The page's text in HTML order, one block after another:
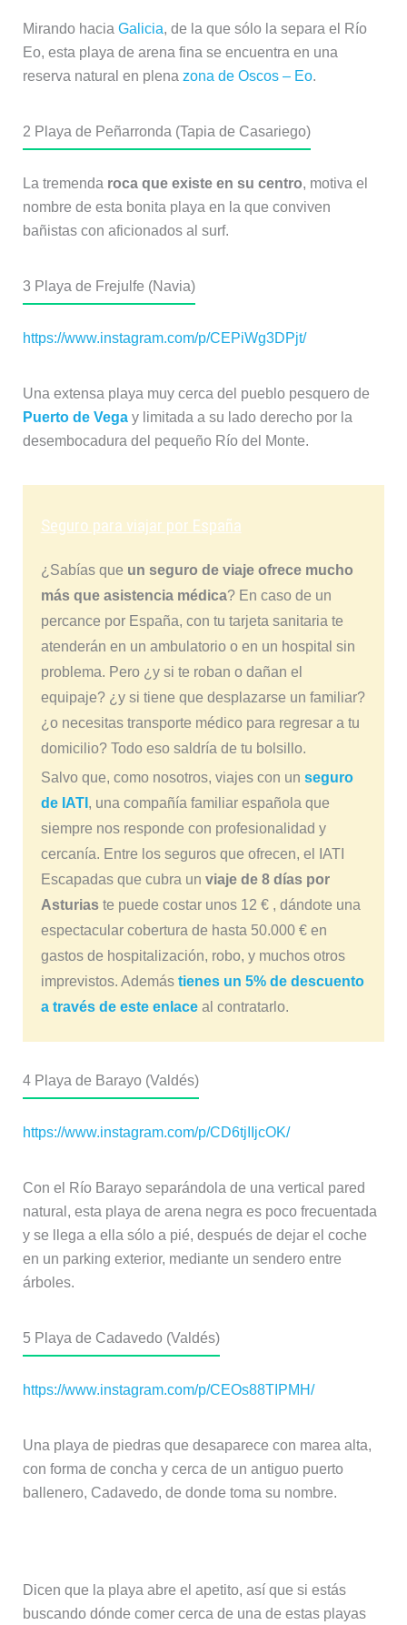
Mirando hacia Galicia, de la que sólo la separa el Río
Eo, esta playa de arena fina se encuentra en una
reserva natural en plena zona de Oscos – Eo.
2 Playa de Peñarronda (Tapia de Casariego)
La tremenda roca que existe en su centro, motiva el
nombre de esta bonita playa en la que conviven
bañistas con aficionados al surf.
3 Playa de Frejulfe (Navia)
https://www.instagram.com/p/CEPiWg3DPjt/
Una extensa playa muy cerca del pueblo pesquero de
Puerto de Vegay limitada a su lado derecho por la
desembocadura del pequeño Río del Monte.
Seguro para viajar por España
¿Sabías que un seguro de viaje ofrece mucho
más que asistencia médica? En caso de un
percance por España, con tu tarjeta sanitaria te
atenderán en un ambulatorio o en un hospital sin
problema. Pero ¿y si te roban o dañan el
equipaje? ¿y si tiene que desplazarse un familiar?
¿o necesitas transporte médico para regresar a tu
domicilio? Todo eso saldría de tu bolsillo.
Salvo que, como nosotros, viajes con un seguro
de IATI , una compañía familiar española que
siempre nos responde con profesionalidad y
cercanía. Entre los seguros que ofrecen, el IATI
Escapadas que cubra un viaje de 8 días por
Asturias te puede costar unos 12 € , dándote una
espectacular cobertura de hasta 50.000 € en
gastos de hospitalización, robo, y muchos otros
imprevistos. Además tienes un 5% de descuento
a través de este enlaceal contratarlo.
4Playa de Barayo (Valdés)
https://www.instagram.com/p/CD6tjIIjcOK/
Con el Río Barayo separándola de una vertical pared
natural, esta playa de arena negra es poco frecuentada
y se llega a ella sólo a pié, después de dejar el coche
en un parking exterior, mediante un sendero entre
árboles.
5 Playa de Cadavedo (Valdés)
https://www.instagram.com/p/CEOs88TIPMH/
Una playa de piedras que desaparece con marea alta,
con forma de concha y cerca de un antiguo puerto
ballenero, Cadavedo, de donde toma su nombre.
Dicen que la playa abre el apetito, así que si estás
buscando dónde comer cerca de una de estas playas